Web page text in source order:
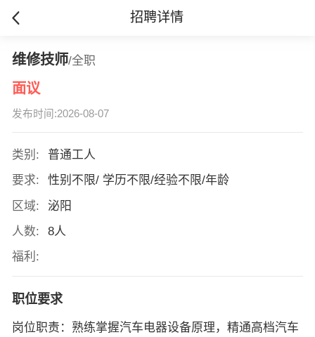
招聘详情
维修技师/全职
面议
发布时间:2026-08-07
类别:
普通工人
要求:
性别不限/ 学历不限/经验不限/年龄
区域:
泌阳
人数:
8人
福利:
职位要求
岗位职责：熟练掌握汽车电器设备原理，精通高档汽车